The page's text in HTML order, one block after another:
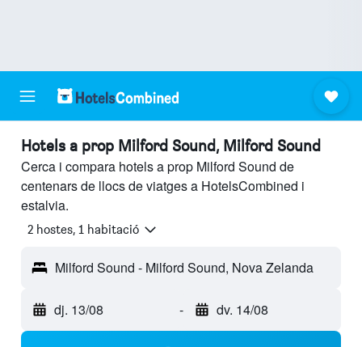
Hotels a prop Milford Sound, Milford Sound
Cerca i compara hotels a prop Milford Sound de
centenars de llocs de viatges a HotelsCombined i
estalvia.
2 hostes, 1 habitació
Milford Sound - Milford Sound, Nova Zelanda
dj. 13/08 - dv. 14/08